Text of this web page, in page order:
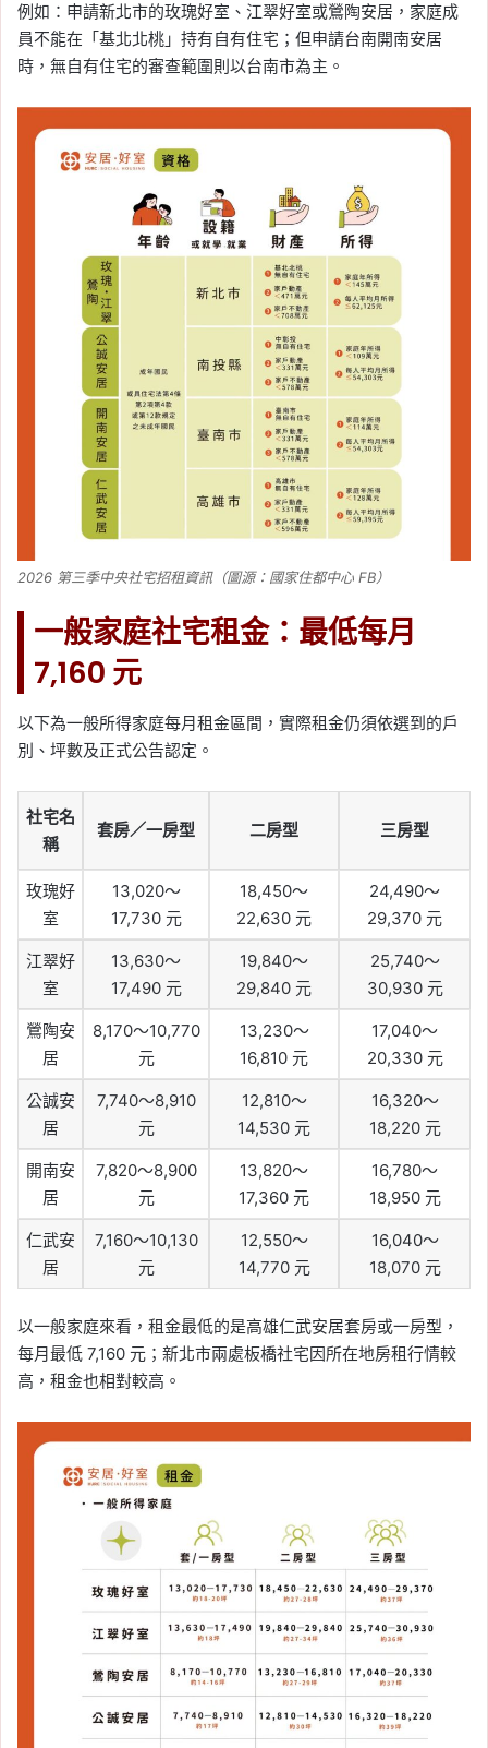
例如：申請新北市的玫瑰好室、江翠好室或鶯陶安居，家庭成
員不能在「基北北桃」持有自有住宅；但申請台南開南安居
時，無自有住宅的審查範圍則以台南市為主。
2026 第三季中央社宅招租資訊（圖源：國家住都中心 FB）
一般家庭社宅租金：最低每月
7,160 元
以下為一般所得家庭每月租金區間，實際租金仍須依選到的戶
別、坪數及正式公告認定。
社宅名
稱
套房／一房型 二房型 三房型
玫瑰好
室
13,020～
17,730 元
18,450～
22,630 元
24,490～
29,370 元
江翠好
室
13,630～
17,490 元
19,840～
29,840 元
25,740～
30,930 元
鶯陶安
居
8,170～10,770
元
13,230～
16,810 元
17,040～
20,330 元
公誠安
居
7,740～8,910
元
12,810～
14,530 元
16,320～
18,220 元
開南安
居
7,820～8,900
元
13,820～
17,360 元
16,780～
18,950 元
仁武安
居
7,160～10,130
元
12,550～
14,770 元
16,040～
18,070 元
以一般家庭來看，租金最低的是高雄仁武安居套房或一房型，
每月最低 7,160 元；新北市兩處板橋社宅因所在地房租行情較
高，租金也相對較高。